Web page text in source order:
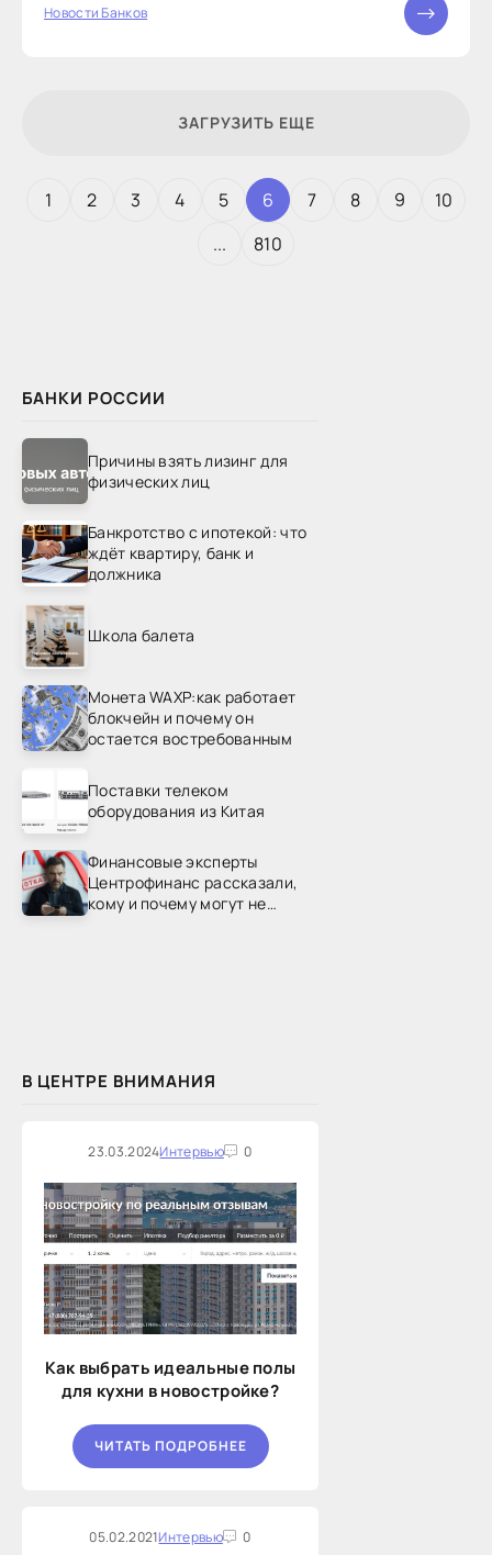
БАНКИ РОССИИ
Причины взять лизинг для
физических лиц
Банкротство с ипотекой: что
ждёт квартиру, банк и
должника
Школа балета
Монета WAXP:как работает
блокчейн и почему он
остается востребованным
Поставки телеком
оборудования из Китая
Финансовые эксперты
Центрофинанс рассказали,
кому и почему могут не
В ЦЕНТРЕ ВНИМАНИЯ
23.03.2024Интервью 0
Как выбрать идеальные полы
для кухни в новостройке?
ЧИТАТЬ ПОДРОБНЕЕ
05.02.2021Интервью 0
Новости Банков
ЗАГРУЗИТЬ ЕЩЕ
1 2 3 4 5 6 7 8 9
10
...
810